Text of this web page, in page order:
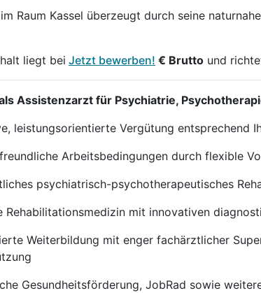
Raum Kassel überzeugt durch seine
liegt bei Jetzt bewerben! € Brutto und
Assistenzarzt für Psychiatrie,
leistungsorientierte Vergütung entsprechend
Arbeitsbedingungen durch flexible
psychiatrisch-psychotherapeutisches
Rehabilitationsmedizin mit innovativen
Weiterbildung mit enger fachärztlicher
Gesundheitsförderung, JobRad sowie